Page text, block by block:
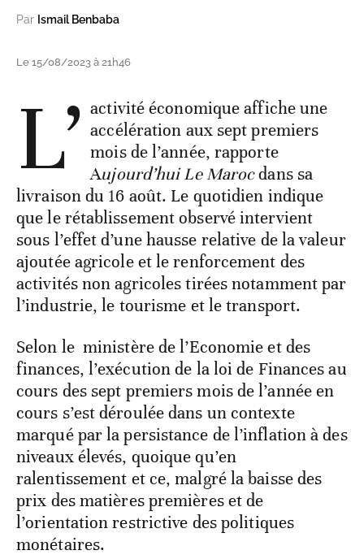
Par Ismail Benbaba
Le 15/08/2023 à 21h46
L’ activité économique affiche une
accélération aux sept premiers
mois de l’année, rapporte
Aujourd’hui Le Marocdans sa
livraison du 16 août. Le quotidien indique
que le rétablissement observé intervient
sous l’effet d’une hausse relative de la valeur
ajoutée agricole et le renforcement des
activités non agricoles tirées notamment par
l’industrie, le tourisme et le transport.
Selon le ministère de l’Economie et des
finances, l’exécution de la loi de Finances au
cours des sept premiers mois de l’année en
cours s’est déroulée dans un contexte
marqué par la persistance de l’inflation à des
niveaux élevés, quoique qu’en
ralentissement et ce, malgré la baisse des
prix des matières premières et de
l’orientation restrictive des politiques
monétaires.